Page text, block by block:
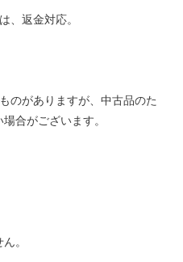
、返金対応。
のがありますが、中古品のた
合がございます。
。